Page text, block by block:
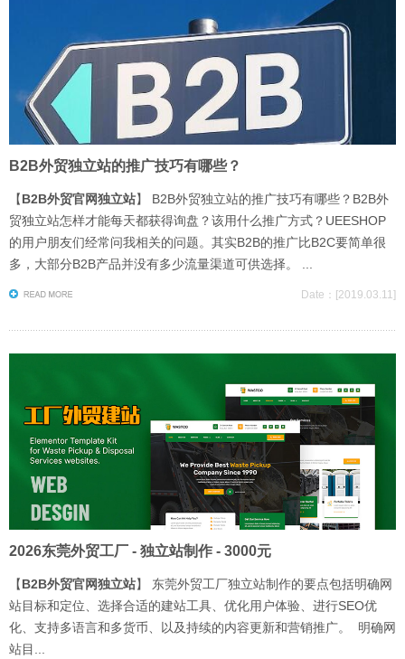
B2B外贸独立站的推广技巧有哪些？
【B2B外贸官网独立站】 B2B外贸独立站的推广技巧有哪些？B2B外
贸独立站怎样才能每天都获得询盘？该用什么推广方式？UEESHOP
的用户朋友们经常问我相关的问题。其实B2B的推广比B2C要简单很
多，大部分B2B产品并没有多少流量渠道可供选择。 ...
Date：[2019.03.11]
2026东莞外贸工厂 - 独立站制作 - 3000元
【B2B外贸官网独立站】 ‌东莞外贸工厂独立站制作的要点包括明确网
站目标和定位、选择合适的建站工具、优化用户体验、进行SEO优
化、支持多语言和多货币、以及持续的内容更新和营销推广。‌ 明确网
站目...